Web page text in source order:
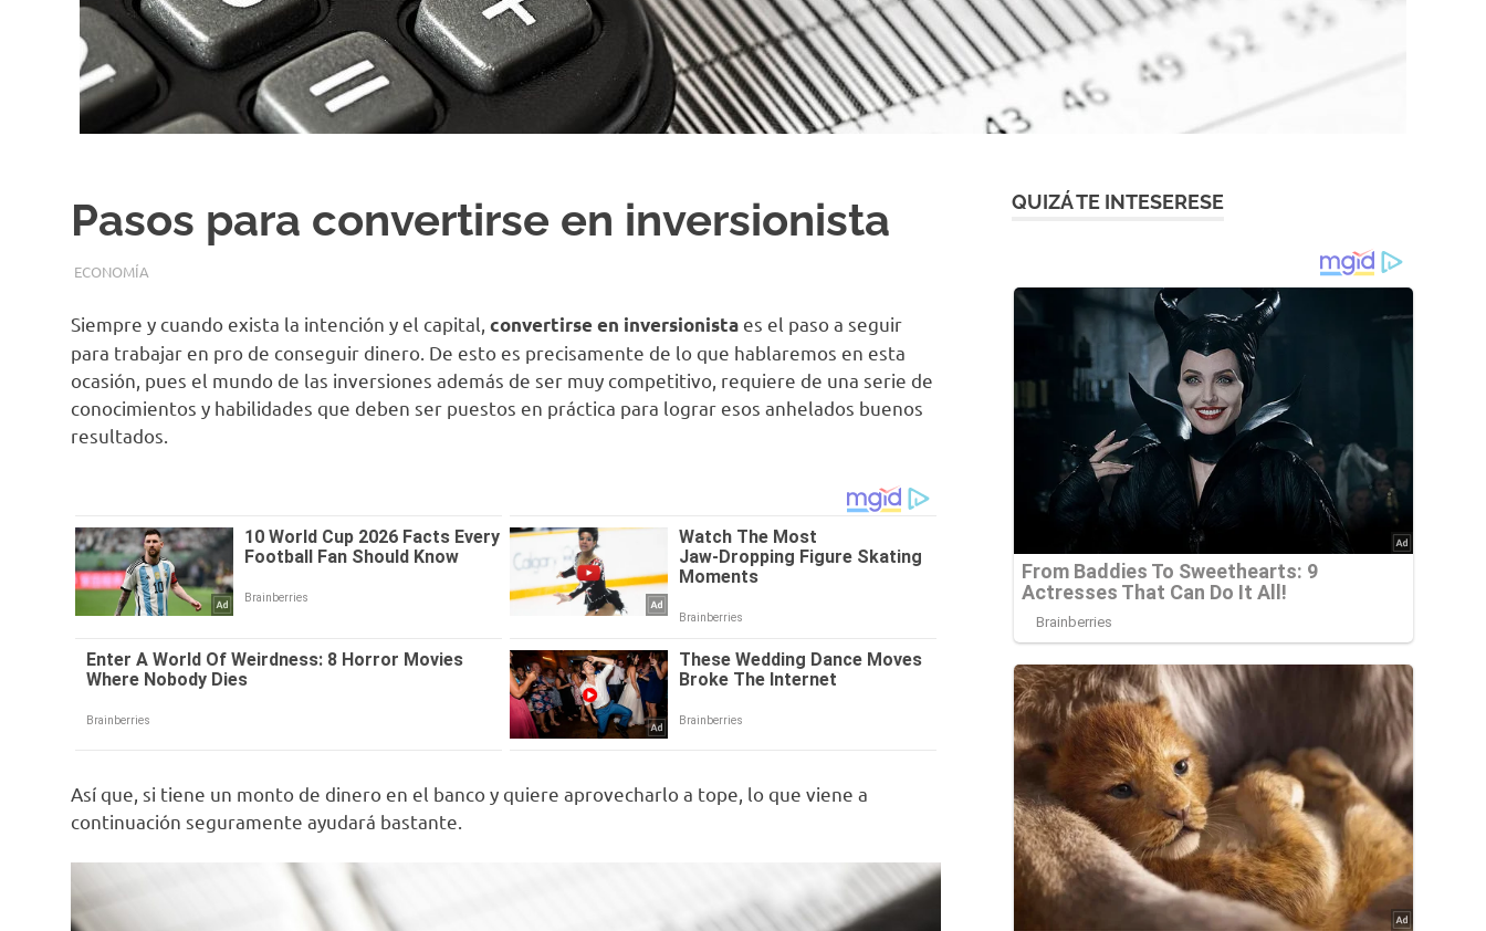
Pasos para convertirse en inversionista
SEPTIEMBRE 5, 2018
EQUIPO DE REDACCIÓN
ECONOMÍA
Siempre y cuando exista la intención y el capital, convertirse en inversionista es el paso a seguir
para trabajar en pro de conseguir dinero. De esto es precisamente de lo que hablaremos en esta
ocasión, pues el mundo de las inversiones además de ser muy competitivo, requiere de una serie de
conocimientos y habilidades que deben ser puestos en práctica para lograr esos anhelados buenos
resultados.
Así que, si tiene un monto de dinero en el banco y quiere aprovecharlo a tope, lo que viene a
continuación seguramente ayudará bastante.
QUIZÁ TE INTESERESE